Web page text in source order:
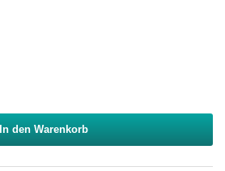
In den Warenkorb